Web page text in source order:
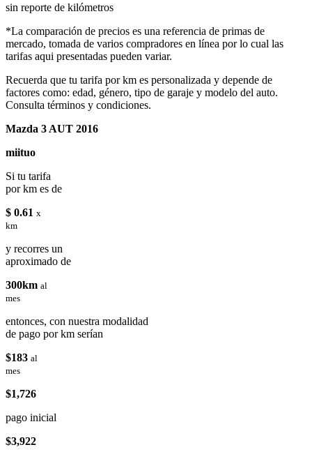
sin reporte de kilómetros
*La comparación de precios es una referencia de primas de
mercado, tomada de varios compradores en línea por lo cual las
tarifas aqui presentadas pueden variar.
Recuerda que tu tarifa por km es personalizada y depende de
factores como: edad, género, tipo de garaje y modelo del auto.
Consulta términos y condiciones.
Mazda 3 AUT 2016
miituo
Si tu tarifa
por km es de
$ 0.61 x
km
y recorres un
aproximado de
300km al
mes
entonces, con nuestra modalidad
de pago por km serían
$183 al
mes
$1,726
pago inicial
$3,922